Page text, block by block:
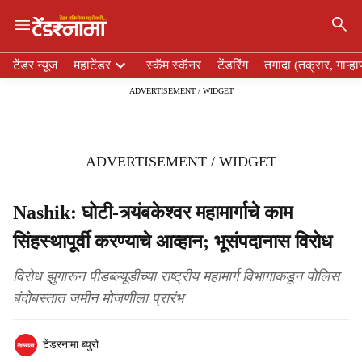
e
टेंडर न्यूज महाटेंडर स्कॅम स्कॅनर टेंडरिंग तगादा (तक्रार,
ADVERTISEMENT / WIDGET
ADVERTISEMENT / WIDGET
Nashik: घोटी-त्र्यंबकेश्वर महामार्गाचे काम
सिंहस्थापूर्वी करण्याचे आव्हान; भूसंपदानास विरोध
विरोध झुगारून पीडब्ल्यूडीच्या राष्ट्रीय महामार्ग विभागाकडून पोलिस
बंदोबस्तात जमीन मोजणीला प्रारंभ
टेंडरनामा ब्युरो